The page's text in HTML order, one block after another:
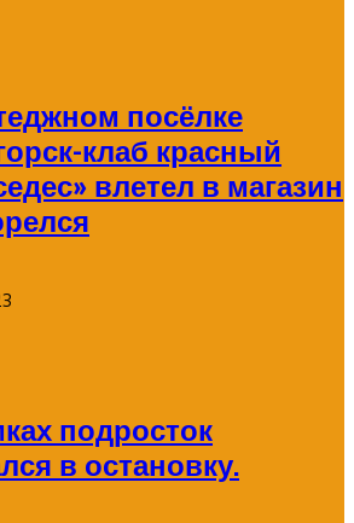
посёлке
клаб красный
влетел в магазин
подросток
в остановку.